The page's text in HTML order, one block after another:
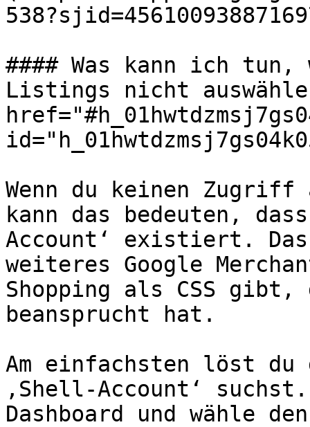
#### Was kann ich tun,
Listings nicht
Wenn du keinen Zugriff
kann das bedeuten,
Account‘ existiert.
weiteres Google
Shopping als CSS gibt,
beansprucht hat.
Am einfachsten löst du
‚Shell-Account‘ suchst.
Dashboard und wähle